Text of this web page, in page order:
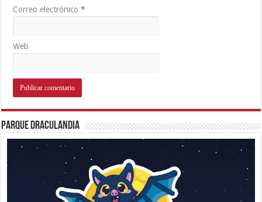
Correo electrónico*
Web
Parque Draculandia